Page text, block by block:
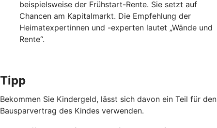
beispielsweise der Frühstart-Rente. Sie setzt auf
Chancen am Kapitalmarkt. Die Empfehlung der
Heimatexpertinnen und -experten lautet „Wände und
Rente“.
Tipp
Bekommen Sie Kindergeld, lässt sich davon ein Teil für den
Bausparvertrag des Kindes verwenden.